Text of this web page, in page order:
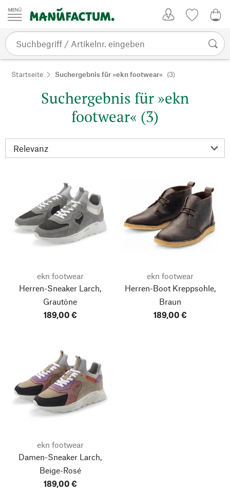
Zum Inhalt springen
Startseite Suchergebnis für »ekn footwear« (3)
Suchergebnis für »ekn
footwear« (3)
ekn footwear
Herren-Sneaker Larch,
Grautöne
189,00 €
ekn footwear
Herren-Boot Kreppsohle,
Braun
189,00 €
ekn footwear
Damen-Sneaker Larch,
Beige-Rosé
189,00 €